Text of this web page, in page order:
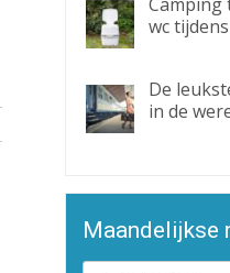
wc
De
in de
Maandelijkse